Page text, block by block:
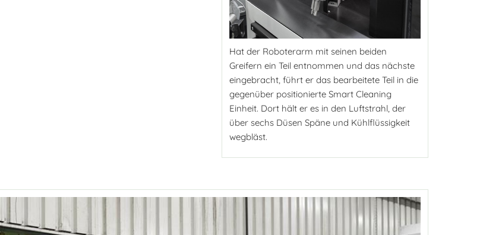
Hat der Roboterarm mit seinen beiden
Greifern ein Teil entnommen und das nächste
eingebracht, führt er das bearbeitete Teil in die
gegenüber positionierte Smart Cleaning
Einheit. Dort hält er es in den Luftstrahl, der
über sechs Düsen Späne und Kühlflüssigkeit
wegbläst.